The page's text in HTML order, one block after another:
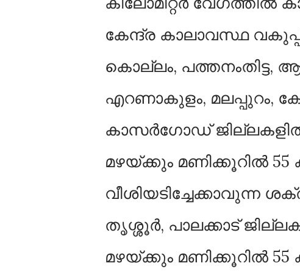
കേന്ദ്ര കാലാവസ്ഥ
കൊല്ലം, പത്തനംതിട്ട,
എറണാകുളം, മലപ്പുറം,
കാസർഗോഡ് ജില്ലകളില്‍
മഴയ്ക്കും മണിക്കൂറില്‍ 55
വീശിയടിച്ചേക്കാവുന്ന
തൃശ്ശൂര്‍, പാലക്കാട്
മഴയ്ക്കും മണിക്കൂറില്‍ 55